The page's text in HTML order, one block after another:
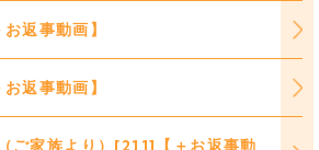
返事動画】
返事動画】
ご家族より）[211]【＋お返事動